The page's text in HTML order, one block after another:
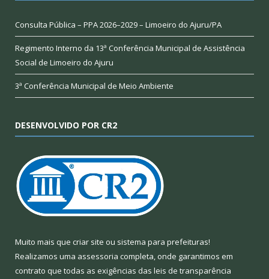
Consulta Pública – PPA 2026–2029 – Limoeiro do Ajuru/PA
Regimento Interno da 13ª Conferência Municipal de Assistência
Social de Limoeiro do Ajuru
3ª Conferência Municipal de Meio Ambiente
DESENVOLVIDO POR CR2
Muito mais que criar site ou sistema para prefeituras!
Realizamos uma assessoria completa, onde garantimos em
contrato que todas as exigências das leis de transparência